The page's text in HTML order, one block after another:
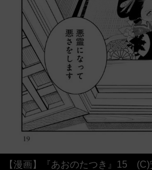
【漫画】『あおのたつき』15 (C)